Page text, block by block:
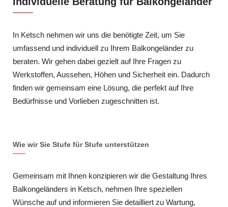
In Ketsch nehmen wir uns die benötigte Zeit, um Sie
umfassend und individuell zu Ihrem Balkongeländer zu
beraten. Wir gehen dabei gezielt auf Ihre Fragen zu
Werkstoffen, Aussehen, Höhen und Sicherheit ein. Dadurch
finden wir gemeinsam eine Lösung, die perfekt auf Ihre
Bedürfnisse und Vorlieben zugeschnitten ist.
Wie wir Sie Stufe für Stufe unterstützen
Gemeinsam mit Ihnen konzipieren wir die Gestaltung Ihres
Balkongeländers in Ketsch, nehmen Ihre speziellen
Wünsche auf und informieren Sie detailliert zu Wartung,